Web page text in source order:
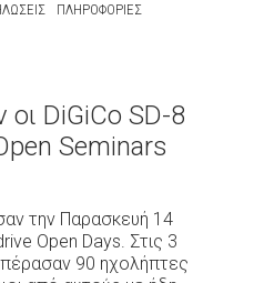
ΠΛΗΡΟΦΟΡΊΕΣ
DiGiCo SD-8
Seminars
την Παρασκευή 14
Open Days. Στις 3
90 ηχολήπτες